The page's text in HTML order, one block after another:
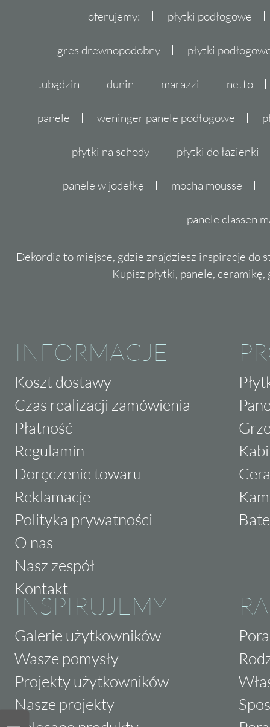
oferujemy: płytki podłogowe
gres drewnopodobny płytki
tubądzin dunin marazzi netto
panele weninger panele podłogowe
płytki na schody płytki do łazienki
panele w jodełkę mocha mousse
panele classen
Dekordia to miejsce, gdzie znajdziesz inspiracje do
Kupisz płytki, panele,
INFORMACJE
Koszt dostawy
Czas realizacji zamówienia
Płatność
Regulamin
Doręczenie towaru
Reklamacje
Polityka prywatności
O nas
Nasz zespół
Kontakt
INSPIRUJEMY
Galerie użytkowników
Wasze pomysły
Projekty użytkowników
Nasze projekty